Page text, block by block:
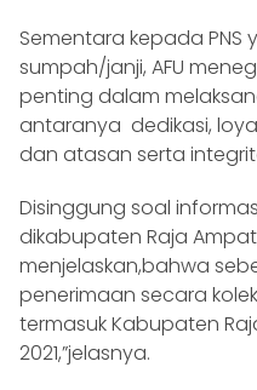
Sementara kepada PNS
sumpah/janji, AFU
penting dalam
antaranya dedikasi,
dan atasan serta
Disinggung soal
dikabupaten Raja
menjelaskan,bahwa
penerimaan secara
termasuk Kabupaten
2021,”jelasnya.